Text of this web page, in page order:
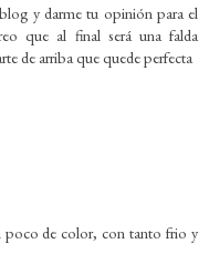
y darme tu opinión para el
que al final será una falda
de arriba que quede perfecta
poco de color, con tanto frio y